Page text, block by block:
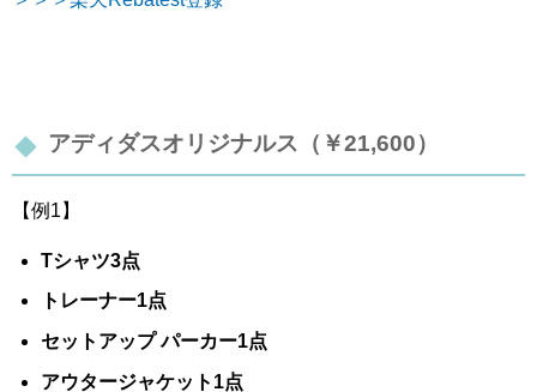
アディダスオリジナルス（￥21,600）
【例1】
Tシャツ3点
トレーナー1点
セットアップ パーカー1点
アウタージャケット1点